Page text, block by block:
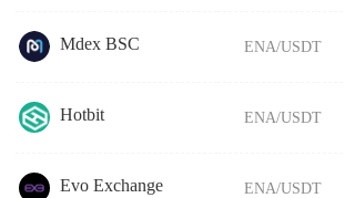
Mdex BSC ENA/USDT
Hotbit ENA/USDT
Evo Exchange ENA/USDT